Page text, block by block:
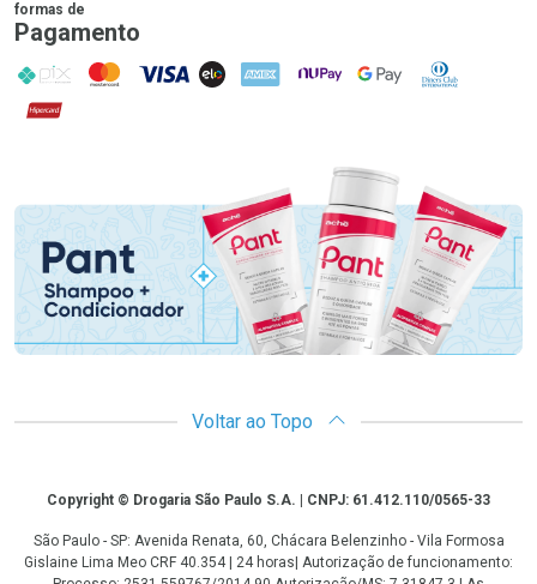
formas de
Pagamento
PIX MasterCard
VISA ELO AMEX NuPay Google PayDiners Club
Hipercard
Voltar ao Topo
CopyrightCopyright © Drogaria São Paulo S.A. | CNPJ: 61.412.110/0565-33
São Paulo - SP: Avenida Renata, 60, Chácara Belenzinho - Vila Formosa
Gislaine Lima Meo CRF 40.354 | 24 horas| Autorização de funcionamento: